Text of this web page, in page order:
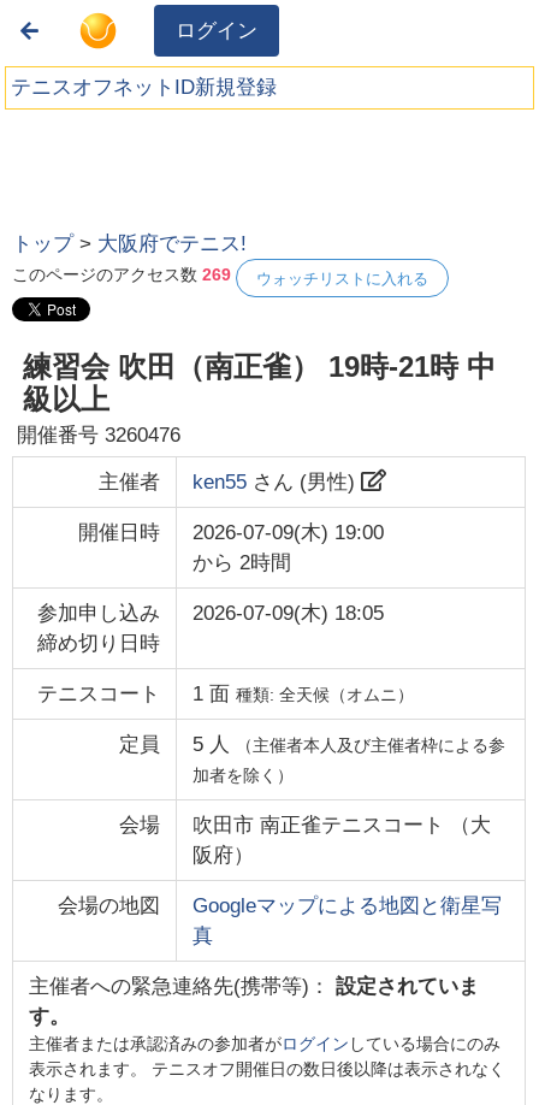
ログイン
テニスオフネットID新規登録
トップ > 大阪府でテニス!
このページのアクセス数269 ウォッチリストに入れる
練習会 吹田（南正雀） 19時-21時 中
級以上
開催番号3260476
主催者 ken55さん (男性)
開催日時
2026-07-09(木) 19:00
から 2時間
参加申し込み
締め切り日時
2026-07-09(木) 18:05
テニスコート 1面 種類: 全天候（オムニ）
定員 5 人
（主催者本人及び主催者枠による参
加者を除く）
会場 吹田市 南正雀テニスコート （大
阪府）
会場の地図
Googleマップによる地図と衛星写
真
主催者への緊急連絡先(携帯等)： 設定されていま
す。
主催者または承認済みの参加者がログイン している場合にのみ
表示されます。 テニスオフ開催日の数日後以降は表示されなく
なります。